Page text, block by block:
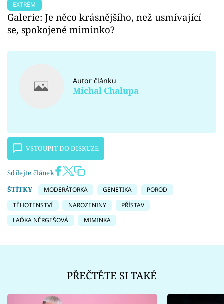
EXTRÉM
Galerie: Je něco krásnějšího, než usmívající
se, spokojené miminko?
Autor článku
Michal Chalupa
VSTOUPIT DO DISKUZE
Sdílejte článek
ŠTÍTKY
MODERÁTORKA GENETIKA
POROD
TĚHOTENSTVÍ
NAROZENINY
PŘÍSTAV
LAĎKA NĚRGEŠOVÁ
MIMINKA
PŘEČTĚTE SI TAKÉ